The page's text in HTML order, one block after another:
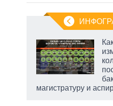
магистратуру и